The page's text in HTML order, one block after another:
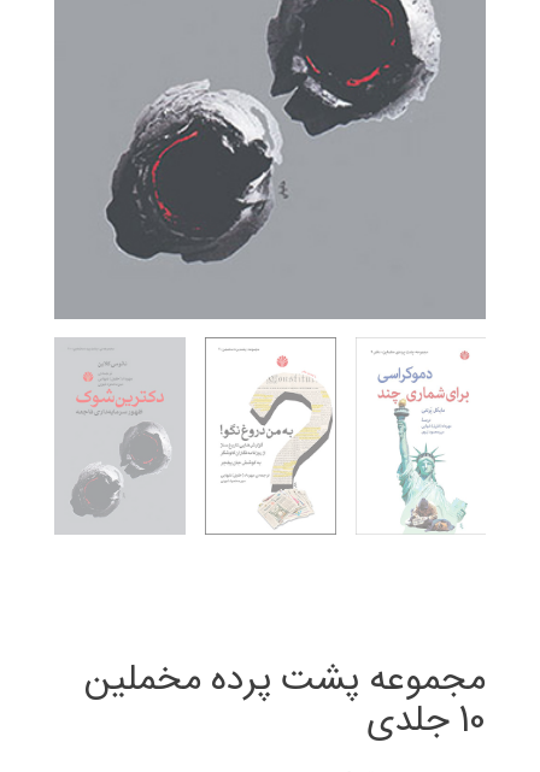
مجموعه پشت پرده مخملین
10 جلدی